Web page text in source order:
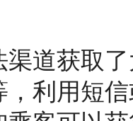
道获取
，利用短